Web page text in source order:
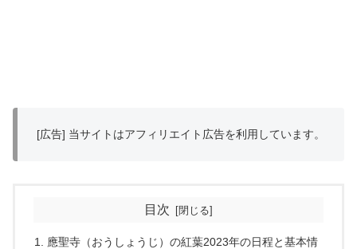
[広告] 当サイトはアフィリエイト広告を利用しています。
目次
應聖寺（おうしょうじ）の紅葉2023年の日程と基本情